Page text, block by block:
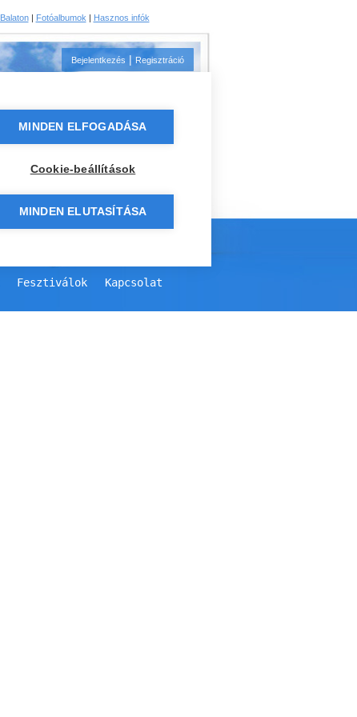
Balaton| Fotóalbumok | Hasznos infók
Bejelentkezés | Regisztráció
Fesztiválok Kapcsolat
MINDEN ELFOGADÁSA
Cookie-beállítások
MINDEN ELUTASÍTÁSA